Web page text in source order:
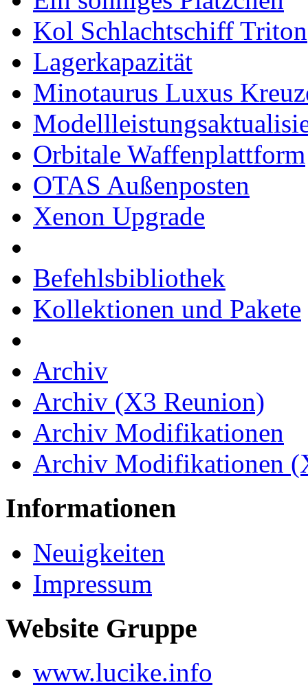
Kol Schlachtschiff Triton
Lagerkapazität
Minotaurus Luxus
Orbitale Waffenplattform
OTAS Außenposten
Xenon Upgrade
Befehlsbibliothek
Kollektionen und Pakete
Archiv
Archiv (X3 Reunion)
Archiv Modifikationen
Archiv Modifikationen
Informationen
Neuigkeiten
Impressum
Website Gruppe
www.lucike.info